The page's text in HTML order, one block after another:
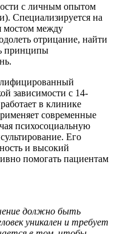
с личным опытом
Специализируется на
мостом между
отрицание, найти
принципы
зависимости с 14-
в клинике
современные
психосоциальную
Его
и высокий
помогать пациентам
должно быть
уникален и требует